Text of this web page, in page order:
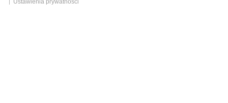
Ustawienia prywatności